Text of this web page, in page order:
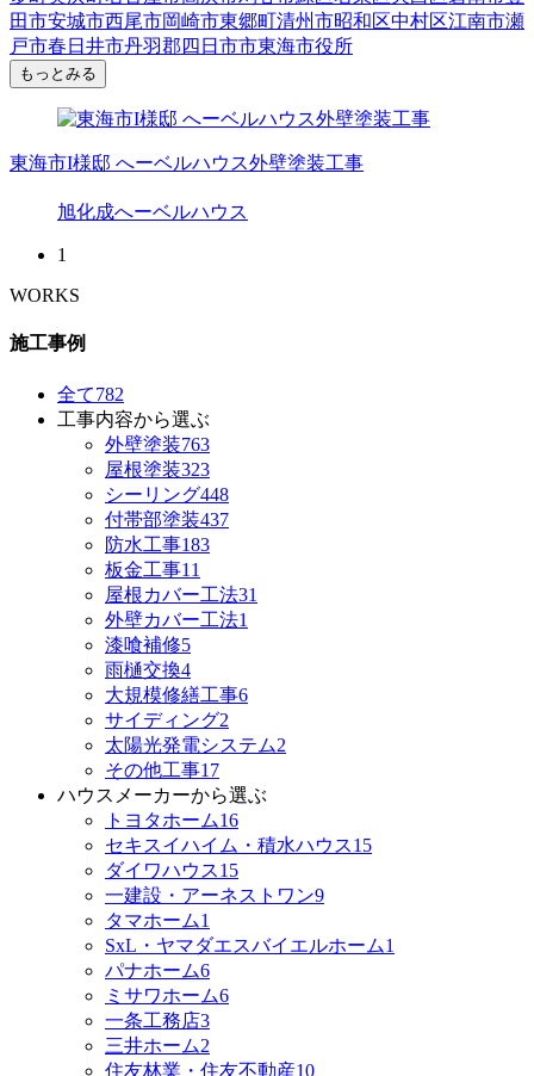
田市安城市西尾市岡崎市東郷町清州市昭和区中村区江南市瀬
戸市春日井市丹羽郡 四日市市東海市役所
もっとみる
東海市I様邸 へーベルハウス外壁塗装工事
旭化成へーベルハウス
1
WORKS
施工事例
全て782
工事内容から選ぶ
外壁塗装763
屋根塗装323
シーリング448
付帯部塗装437
防水工事183
板金工事11
屋根カバー工法31
外壁カバー工法1
漆喰補修5
雨樋交換4
大規模修繕工事6
サイディング2
太陽光発電システム2
その他工事17
ハウスメーカーから選ぶ
トヨタホーム16
セキスイハイム・積水ハウス15
ダイワハウス15
一建設・アーネストワン9
タマホーム1
SxL・ヤマダエスバイエルホーム1
パナホーム6
ミサワホーム6
一条工務店3
三井ホーム2
住友林業・住友不動産10